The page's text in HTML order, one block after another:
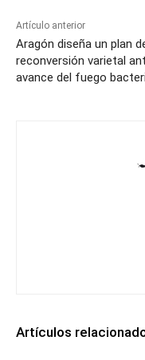
Artículo anterior
Aragón diseña un plan
reconversión varietal
avance del fuego
Artículos